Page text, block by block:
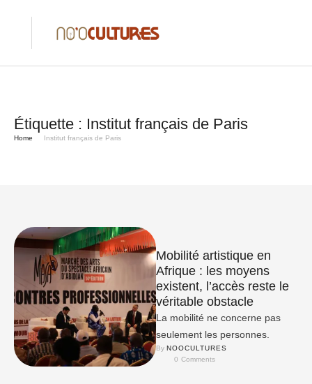
Étiquette : Institut français de Paris
Home Institut français de Paris
Mobilité artistique en
Afrique : les moyens
existent, l’accès reste le
véritable obstacle
La mobilité ne concerne pas
seulement les personnes.
By NOOCULTURES
0 Comments